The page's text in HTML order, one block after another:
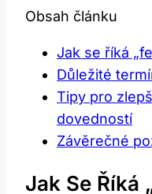
Obsah článku
Jak se říká
Důležité
Tipy pro
dovedností
Závěrečné
Jak Se Říká